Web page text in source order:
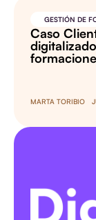
GESTIÓN DE
Caso
MARTA TORIBIO